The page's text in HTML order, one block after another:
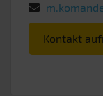
Kontakt